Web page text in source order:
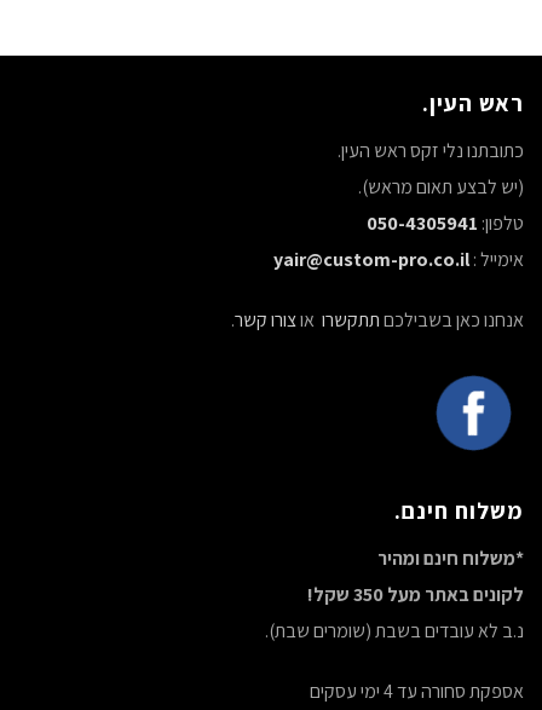
ראש העין.
כתובתנו נלי זקס ראש העין.
(יש לבצע תאום מראש).
טלפון: 050-4305941
אימייל :yair@custom-pro.co.il
אנחנו כאן בשבילכםתתקשרו אוצורו קשר.
משלוח חינם.
*משלוח חינם ומהיר
לקונים באתר מעל 350 שקל!
נ.ב לא עובדים בשבת (שומרים שבת).
אספקת סחורה עד 4 ימי עסקים